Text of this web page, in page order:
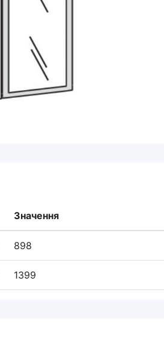
Значення
898
1399